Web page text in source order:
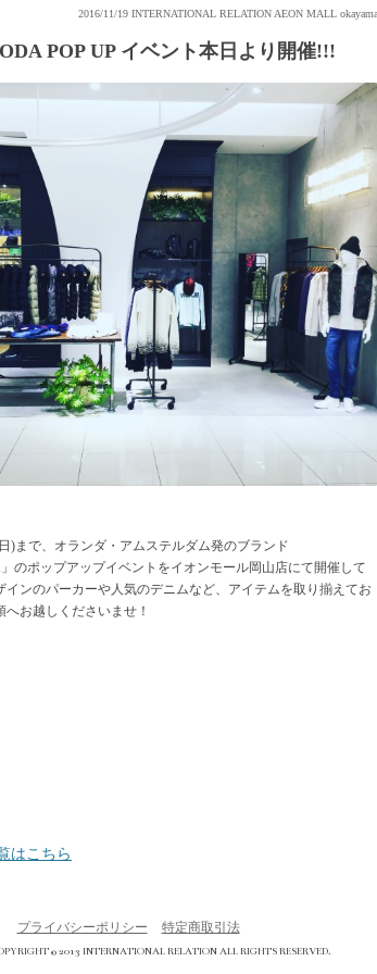
2016/11/19 INTERNATIONAL RELATION AEON MALL okayama
POP UP イベント本日より開催!!!
)まで、オランダ・アムステルダム発のブランド
」のポップアップイベントをイオンモール岡山店にて開催して
インのパーカーや人気のデニムなど、アイテムを取り揃えてお
へお越しくださいませ！
はこちら
プライバシーポリシー 特定商取引法
© 2013 INTERNATIONAL RELATION ALL RIGHTS RESERVED.